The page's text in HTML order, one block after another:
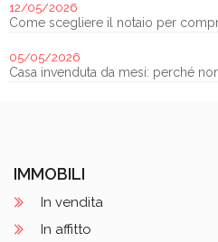
12/05/2026
Come scegliere il notaio per
05/05/2026
Casa invenduta da mesi: perché
IMMOBILI
In vendita
In affitto